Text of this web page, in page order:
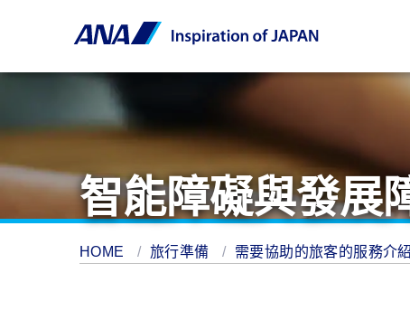
智能障礙與發展
HOME 旅行準備 需要協助的旅客的服務介紹